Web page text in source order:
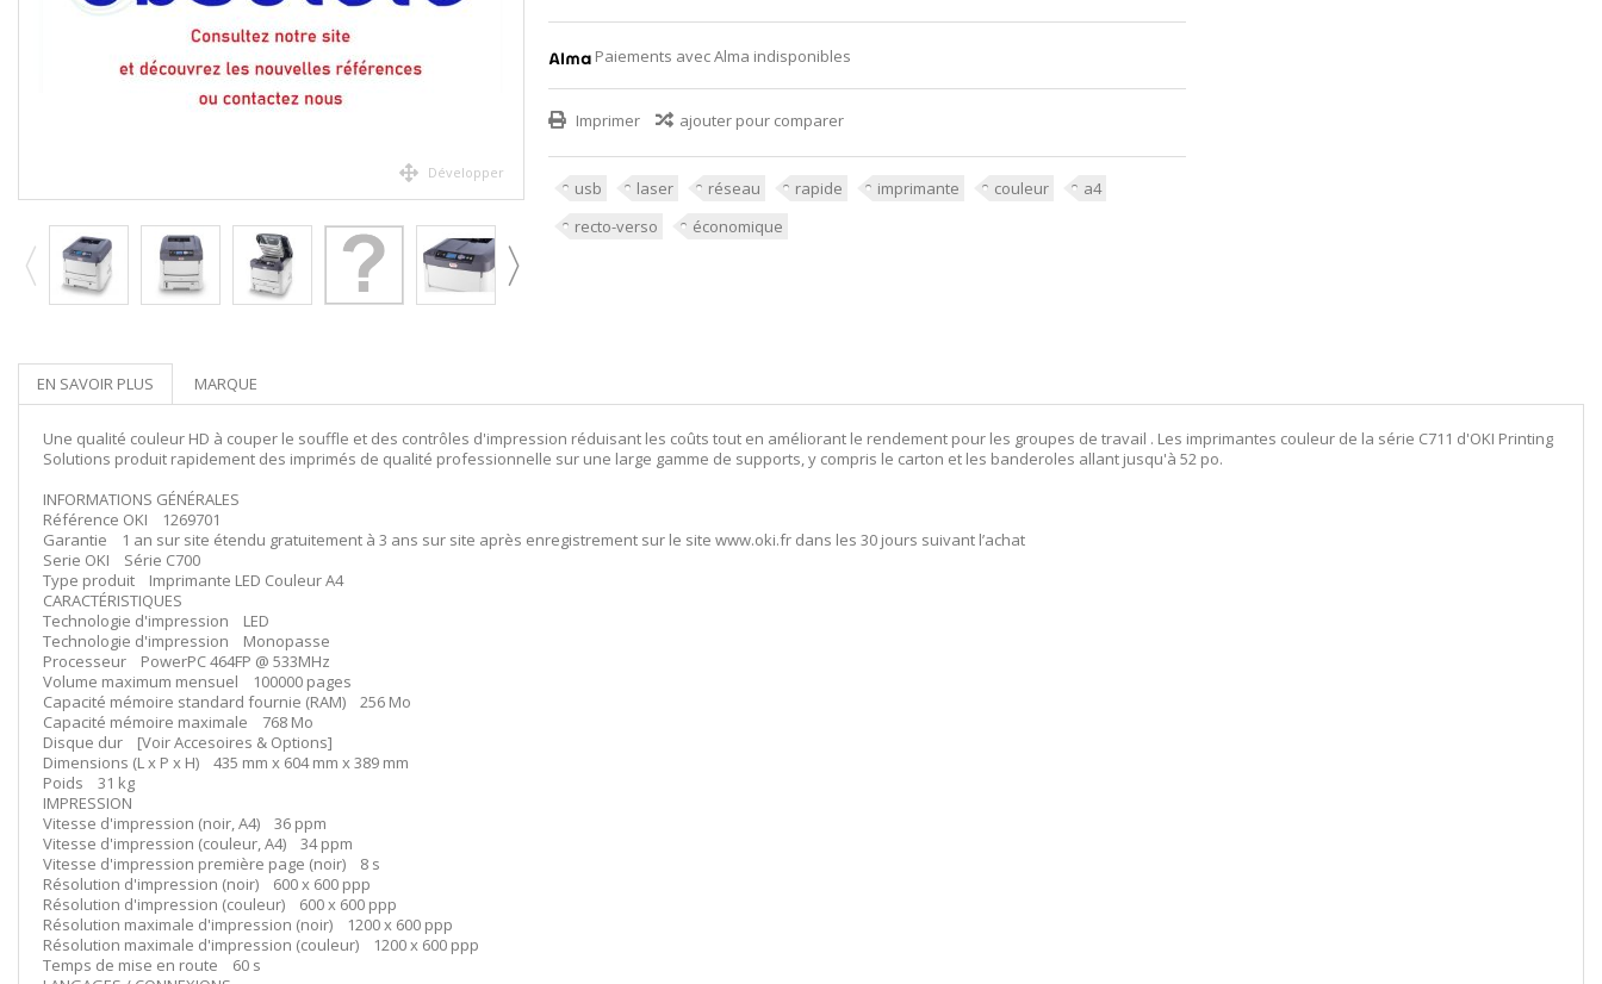
Développer
Paiements avec Alma indisponibles
Imprimer ajouter pour comparer
usb laser réseau rapide imprimante couleur
a4
recto-verso
économique
EN SAVOIR PLUS MARQUE
Une qualité couleur HD à couper le souffle et des contrôles d'impression réduisant les coûts tout en améliorant le rendement pour les groupes de travail . Les imprimantes couleur de la série C711 d'OKI Printing
Solutions produit rapidement des imprimés de qualité professionnelle sur une large gamme de supports, y compris le carton et les banderoles allant jusqu'à 52 po.
INFORMATIONS GÉNÉRALES
Référence OKI 1269701
Garantie 1 an sur site étendu gratuitement à 3 ans sur site après enregistrement sur le site www.oki.fr dans les 30 jours suivant l’achat
Serie OKI Série C700
Type produit Imprimante LED Couleur A4
CARACTÉRISTIQUES
Technologie d'impression LED
Technologie d'impression Monopasse
Processeur PowerPC 464FP @ 533MHz
Volume maximum mensuel 100000 pages
Capacité mémoire standard fournie (RAM) 256 Mo
Capacité mémoire maximale 768 Mo
Disque dur [Voir Accesoires & Options]
Dimensions (L x P x H) 435 mm x 604 mm x 389 mm
Poids 31 kg
IMPRESSION
Vitesse d'impression (noir, A4) 36 ppm
Vitesse d'impression (couleur, A4) 34 ppm
Vitesse d'impression première page (noir) 8 s
Résolution d'impression (noir) 600 x 600 ppp
Résolution d'impression (couleur) 600 x 600 ppp
Résolution maximale d'impression (noir) 1200 x 600 ppp
Résolution maximale d'impression (couleur) 1200 x 600 ppp
Temps de mise en route 60 s